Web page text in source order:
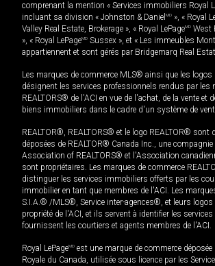
comprenant la mention « Services immobiliers Royal
incluant sa division « Johnston & Daniel MD », « Royal
Valley Real Estate, Brokerage », « Royal LePageMD West
», « Royal LePageMD Sussex », et « Les immeubles
appartiennent et sont gérés par Bridgemarq Real
Les marques de commerce MLS® ainsi que les
désignent les services professionnels rendus par les
REALTORS® de l'ACI en vue de l'achat, de la vente et
biens immobiliers dans le cadre d'un système de
REALTOR®, REALTORS® et le logo REALTOR® sont
déposées de REALTOR® Canada Inc., une
Association of REALTORS® et l'Association
sont propriétaires. Les marques de commerce
distinguer les services immobiliers offerts par les
immobilier en tant que membres de l'ACI. Les
S.I.A.® /MLS®, Service inter-agences®, et leurs
propriété de l'ACI, et ils servent à identifier les
fournissent les courtiers et agents membres de l'ACI.
Royal LePageMD est une marque de commerce déposée
Royale du Canada, utilisée sous licence par les